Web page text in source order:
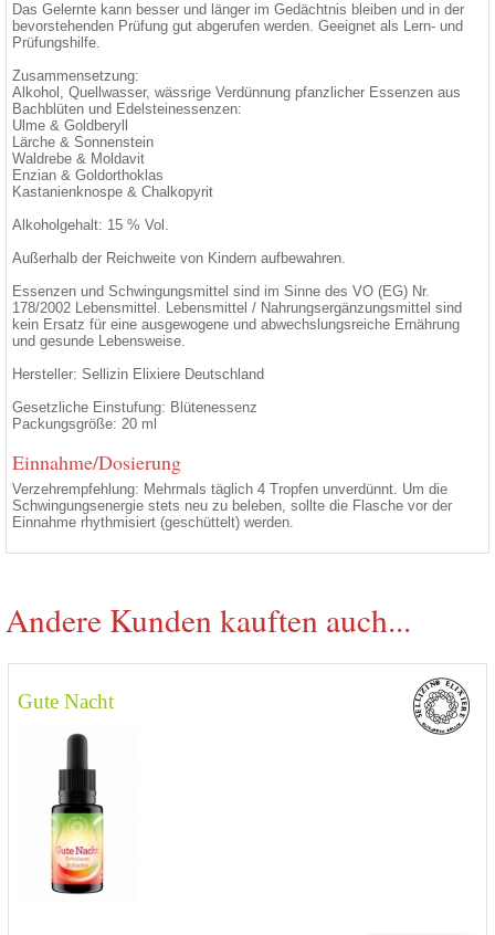
Das Gelernte kann besser und länger im Gedächtnis bleiben und in der
bevorstehenden Prüfung gut abgerufen werden. Geeignet als Lern- und
Prüfungshilfe.
Zusammensetzung:
Alkohol, Quellwasser, wässrige Verdünnung pfanzlicher Essenzen aus
Bachblüten und Edelsteinessenzen:
Ulme & Goldberyll
Lärche & Sonnenstein
Waldrebe & Moldavit
Enzian & Goldorthoklas
Kastanienknospe & Chalkopyrit
Alkoholgehalt: 15 % Vol.
Außerhalb der Reichweite von Kindern aufbewahren.
Essenzen und Schwingungsmittel sind im Sinne des VO (EG) Nr.
178/2002 Lebensmittel. Lebensmittel / Nahrungsergänzungsmittel sind
kein Ersatz für eine ausgewogene und abwechslungsreiche Ernährung
und gesunde Lebensweise.
Hersteller: Sellizin Elixiere Deutschland
Gesetzliche Einstufung: Blütenessenz
Packungsgröße: 20 ml
Einnahme/Dosierung
Verzehrempfehlung: Mehrmals täglich 4 Tropfen unverdünnt. Um die
Schwingungsenergie stets neu zu beleben, sollte die Flasche vor der
Einnahme rhythmisiert (geschüttelt) werden.
Andere Kunden kauften auch...
Gute Nacht